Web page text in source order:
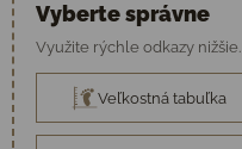
Vyberte správne
Využite rýchle odkazy nižšie.
Veľkostná tabuľka